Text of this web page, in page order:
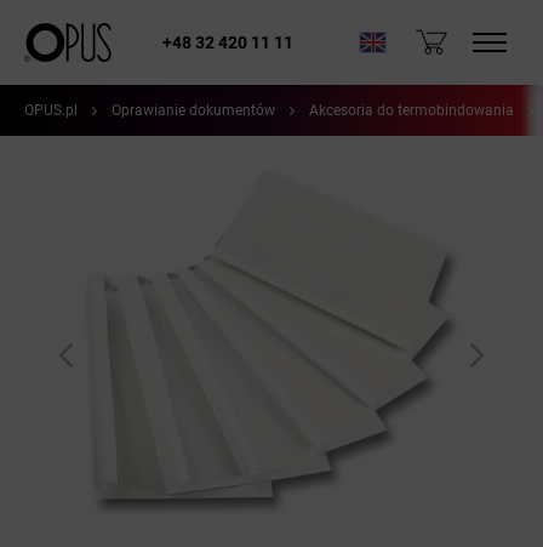
+48 32 420 11 11
OPUS.pl Oprawianie dokumentów Akcesoria do termobindowania